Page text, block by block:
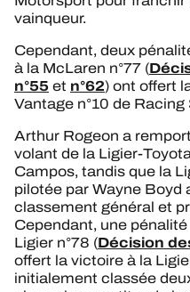
vainqueur.
Cependant, deux
à la McLaren n°77 (
n°55et n°62) ont offert
Vantage n°10 de
Arthur Rogeon a
volant de la Ligier-
Campos, tandis que la
pilotée par Wayne
classement général et
Cependant, une
Ligier n°78 (Décision
offert la victoire à la
initialement classée